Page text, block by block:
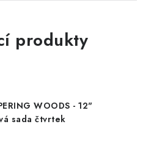
produkty
WOODS - 12"
sada čtvrtek